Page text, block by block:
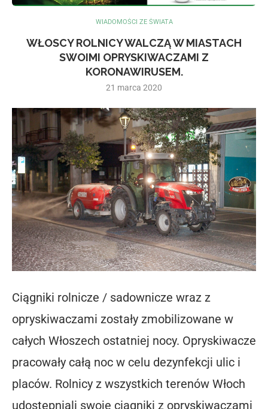
WIADOMOŚCI ZE ŚWIATA
WŁOSCY ROLNICY WALCZĄ W MIASTACH
SWOIMI OPRYSKIWACZAMI Z
KORONAWIRUSEM.
21 marca 2020
Ciągniki rolnicze / sadownicze wraz z
opryskiwaczami zostały zmobilizowane w
całych Włoszech ostatniej nocy. Opryskiwacze
pracowały całą noc w celu dezynfekcji ulic i
placów. Rolnicy z wszystkich terenów Włoch
udostępniali swoje ciągniki z opryskiwaczami